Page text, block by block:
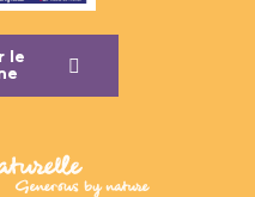
le